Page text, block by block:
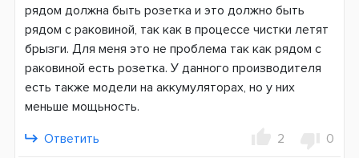
рядом должна быть розетка и это должно быть
рядом с раковиной, так как в процессе чистки летят
брызги. Для меня это не проблема так как рядом с
раковиной есть розетка. У данного производителя
есть также модели на аккумуляторах, но у них
меньше мощьность.
Ответить
2 0